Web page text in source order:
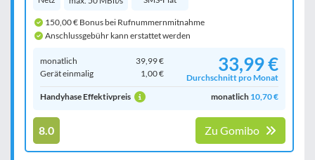
150,00 € Bonus bei Rufnummernmitnahme
Anschlussgebühr kann erstattet werden
monatlich
39,99 €
Gerät einmalig
1,00 € 33,99 €
Durchschnitt pro Monat
Handyhase Effektivpreis
monatlich 10,70 €
8.0 Zu Gomibo